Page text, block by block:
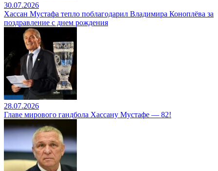
30.07.2026
Хассан Мустафа тепло поблагодарил Владимира Коноплёва за
поздравление с днем рождения
28.07.2026
Главе мирового гандбола Хассану Мустафе — 82!